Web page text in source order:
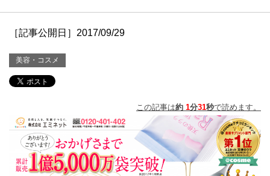
［記事公開日］2017/09/29
美容・コスメ
この記事は約 1分31秒で読めます。